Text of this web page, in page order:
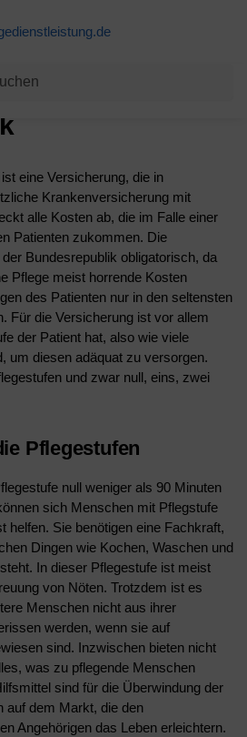
Alle Leistungen
eine Versicherung, die in
Krankenversicherung mit
alle Kosten ab, die im Falle einer
Patienten zukommen. Die
Bundesrepublik obligatorisch, da
Pflege meist horrende Kosten
des Patienten nur in den seltensten
Für die Versicherung ist vor allem
der Patient hat, also wie viele
um diesen adäquat zu versorgen.
und zwar null, eins, zwei
Pflegestufen
null weniger als 90 Minuten
sich Menschen mit Pflegstufe
helfen. Sie benötigen eine Fachkraft,
Dingen wie Kochen, Waschen und
In dieser Pflegestufe ist meist
von Nöten. Trotzdem ist es
Menschen nicht aus ihrer
werden, wenn sie auf
sind. Inzwischen bieten nicht
was zu pflegende Menschen
sind für die Überwindung der
auf dem Markt, die den
Angehörigen das Leben erleichtern.